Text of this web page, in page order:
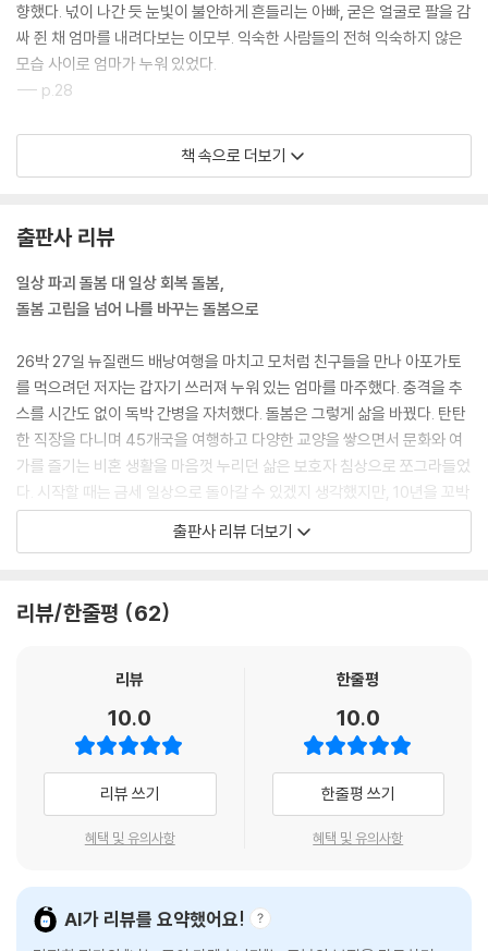
향했다. 넋이 나간 듯 눈빛이 불안하게 흔들리는 아빠, 굳은 얼굴로 팔을 감
싸 쥔 채 엄마를 내려다보는 이모부. 익숙한 사람들의 전혀 익숙하지 않은
모습 사이로 엄마가 누워 있었다.
--- p.28
무엇도 엄마를 우선할 수는 없었다. 이 모든 것을 내려놓고 엄마 곁에 있기
로 한 결심은 잘한 결정이었다. 이제는 엄마에게 모든 에너지를 집중해 무
병실 사람들도 깜짝 놀라며 즐거워했고, 전혀 기대하지 못한 아들을 만난
엄마는 반가워서 눈물을 흘렸다. 이벤트는 대성공이었다. 한껏 흥이 오른
모님이 빨간 국자를 들고 선창하자 병실 환자들이 돌아가며 노래를 불렀
다. 일어나 춤을 추는 사람도 있었다. 엄마도 질세라 일어서서 엉덩이를 흔
들흔들, 팔을 좌우로 흔들흔들. 나는 그런 엄마가 균형을 잃지 않도록 곁에
서 부축한 채 흔들흔들.
--- p.78
삶의 특별한 장면마다 묵묵히 믿고 기다리면서 나 스스로 성찰할 기회를
준 엄마. 숨고 싶은 입시 결과 앞에서 아무렇지 않은 척하느라 애쓰는 나를
당당하게 고개 들게 해준 엄마. 그런 엄마가 길에서 자꾸만 고개를 숙였다.
전혀 부끄럽지 않은 내가 됐는데, 휠체어에 앉은 엄마는 인생에서 단 한 번
해야만 하는 일들을 해내고 돌아온 지친 밤이면, 나만의 작은 공간으로 숨
어들 듯 들어가 재빨리 문을 닫았다. 쉴 틈 없이 주어지는 엄마의 행복이라
는 과제, 실패한 인생이라는 끝없는 자기 의심과 자책이 화살처럼 어지러
이 날아들다가, 두터운 현관문을 닫고 들어서는 순간 과녁 잃은 화살들은
힘없이 떨어졌다.
나만이 목격한 사흘 동안 이어진 두통은 전조 증상이었다. 나는 전조 증상
책 속으로 더보기
출판사 리뷰
일상 파괴 돌봄 대 일상 회복 돌봄,
돌봄 고립을 넘어 나를 바꾸는 돌봄으로
26박 27일 뉴질랜드 배낭여행을 마치고 모처럼 친구들을 만나 아포가토
를 먹으려던 저자는 갑자기 쓰러져 누워 있는 엄마를 마주했다. 충격을 추
스를 시간도 없이 독박 간병을 자처했다. 돌봄은 그렇게 삶을 바꿨다. 탄탄
한 직장을 다니며 45개국을 여행하고 다양한 교양을 쌓으면서 문화와 여
가를 즐기는 비혼 생활을 마음껏 누리던 삶은 보호자 침상으로 쪼그라들었
다. 시작할 때는 금세 일상으로 돌아갈 수 있겠지 생각했지만, 10년을 꼬박
돌봄에 쏟아야 했다.
은 삶을 안겨 주리라 다짐했다. 마비된 몸과 어눌한 발음을 부끄러워하는
엄마가 장애하고 함께 살아갈 수 있게 도왔다. 언어 치료나 자가 운동을 꾸
질병을 겪은 사람들보다 더 많이 회복할 수 있었다. 재활을 위한 재활이 아
니라 전시 관람과 여행, 온천욕, 산행 등 다양한 일상 활동을 재활에 연결하
려 애썼다. 인간으로서 엄마가 누려야 할 존엄을 지키고 엄마의 삶이 소외
되지 않게 하면서 돌봄이 지닌 진정한 가치를 실천하는 과정이었다.
밖에 없기 때문이었다. 김진화는 좋은 돌봄을 실천하려는 개인 의지에 턱
없이 못 미치는 의료계 현실과 복지 제도, 사회 인식 등을 온몸으로 겪어야
했다. 같은 돌봄이라도 육아는 훌륭한 일이라며 환영받지만 간병은 어리석
출판사 리뷰 더보기
리뷰/한줄평 62
리뷰
10.0
리뷰 쓰기
혜택 및 유의사항
한줄평
10.0
한줄평 쓰기
혜택 및 유의사항
AI가 리뷰를 요약했어요!